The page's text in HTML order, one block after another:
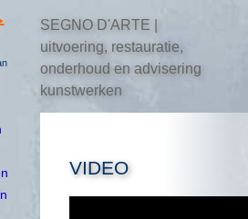
SEGNO D'ARTE |
uitvoering, restauratie,
onderhoud en advisering
kunstwerken
VIDEO